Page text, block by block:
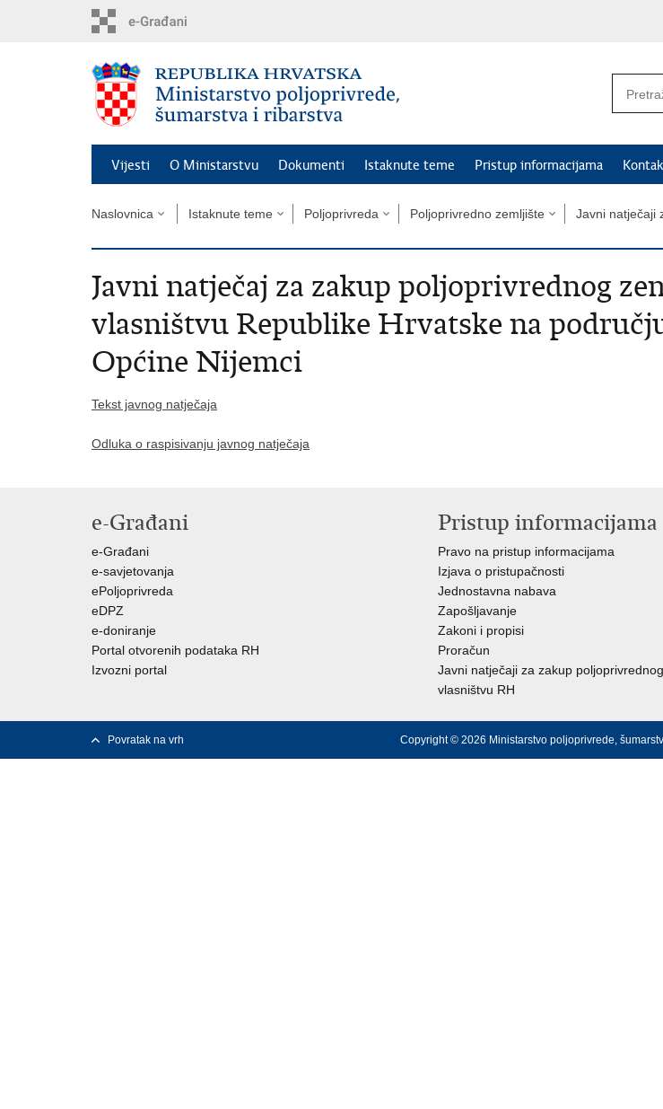
Vijesti O Ministarstvu Dokumenti Istaknute teme Pristup informacijama
Naslovnica Istaknute teme Poljoprivreda Poljoprivredno zemljište Javni natječaji
Javni natječaj za zakup poljoprivrednog
vlasništvu Republike Hrvatske na
Općine Nijemci
Tekst javnog natječaja
Odluka o raspisivanju javnog natječaja
e-Građani
e-Građani
e-savjetovanja
ePoljoprivreda
eDPZ
e-doniranje
Portal otvorenih podataka RH
Izvozni portal
Pristup informacijama
Pravo na pristup informacijama
Izjava o pristupačnosti
Jednostavna nabava
Zapošljavanje
Zakoni i propisi
Proračun
Javni natječaji za zakup
vlasništvu RH
Povratak na vrh Copyright © 2026 Ministarstvo poljoprivrede,